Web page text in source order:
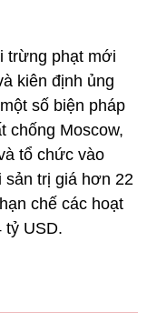
trừng phạt mới
kiên định ủng
số biện pháp
chống Moscow,
tổ chức vào
sản trị giá hơn 22
chế các hoạt
USD.